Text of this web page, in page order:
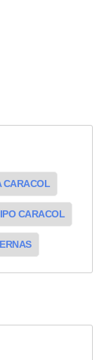
CARACOL
CARACOL